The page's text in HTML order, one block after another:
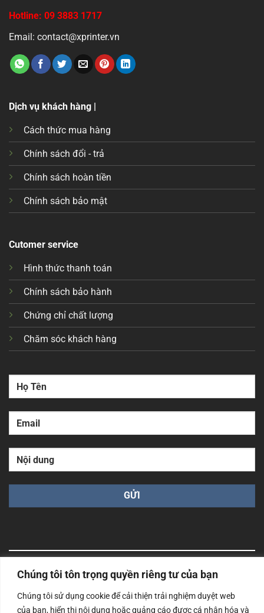
Chúng tôi tôn trọng quyền riêng tư của bạn
Chúng tôi sử dụng cookie để cải thiện trải nghiệm duyệt web
của bạn, hiển thị nội dung hoặc quảng cáo được cá nhân hóa và
Hotline: 09 3883 1717
Email: contact@xprinter.vn
Dịch vụ khách hàng |
Cách thức mua hàng
Chính sách đổi - trả
Chính sách hoàn tiền
Chính sách bảo mật
Cutomer service
Hình thức thanh toán
Chính sách bảo hành
Chứng chỉ chất lượng
Chăm sóc khách hàng
Công ty TNHH Nam Bình Xương - Số ĐKKD: 0108783483
cấp ngày 14/06/2019 bởi Sở Kế Hoạch và Đầu Tư Tp. Hà
Nội